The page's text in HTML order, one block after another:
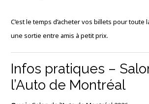
C’est le temps d’acheter vos billets pour toute
une sortie entre amis à petit prix.
Infos pratiques –
l’Auto de Montréal